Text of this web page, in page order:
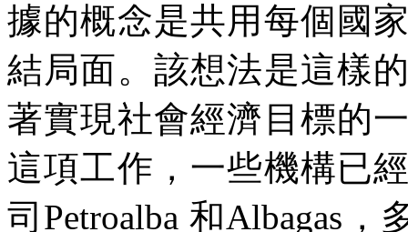
據的概念是共用每個國
結局面。該想法是這樣
著實現社會經濟目標的
這項工作，一些機構已
司 Petroalba 和Albagas ，